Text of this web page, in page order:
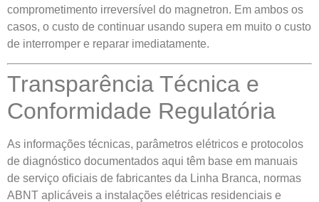
comprometimento irreversível do magnetron. Em ambos os
casos, o custo de continuar usando supera em muito o custo
de interromper e reparar imediatamente.
Transparência Técnica e
Conformidade Regulatória
As informações técnicas, parâmetros elétricos e protocolos
de diagnóstico documentados aqui têm base em manuais
de serviço oficiais de fabricantes da Linha Branca, normas
ABNT aplicáveis a instalações elétricas residenciais e